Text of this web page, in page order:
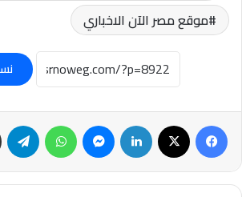
موقع مصر الآن الاخباري
فيسبوك لينكدإن ماسنجر واتساب